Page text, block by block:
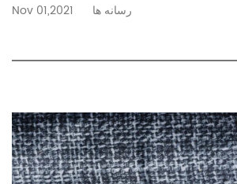
Nov 01,2021
رسانه ها